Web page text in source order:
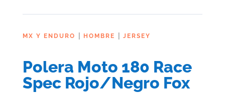
MX Y ENDURO | HOMBRE | JERSEY
Polera Moto 180 Race
Spec Rojo/Negro Fox